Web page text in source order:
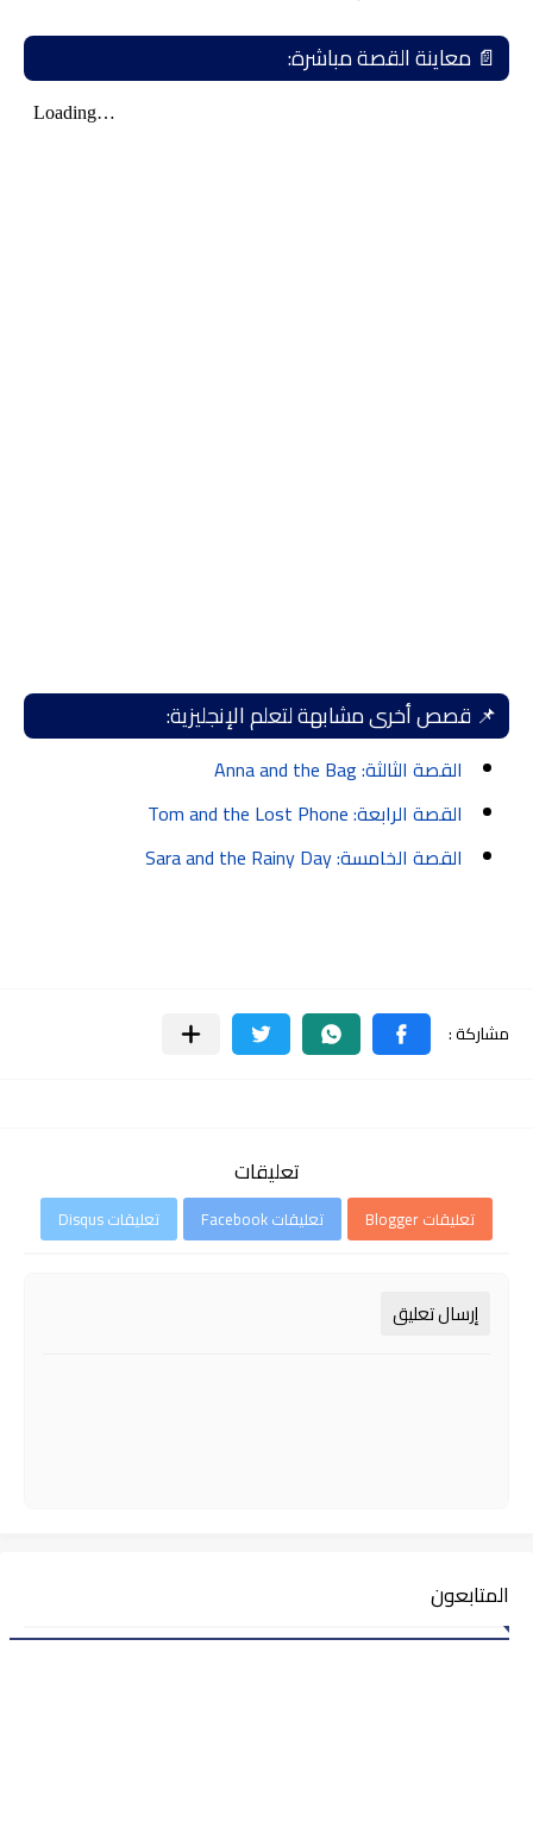
📄 معاينة القصة مباشرة:
📌 قصص أخرى مشابهة لتعلم الإنجليزية:
القصة الثالثة: Anna and the Bag
القصة الرابعة: Tom and the Lost Phone
القصة الخامسة: Sara and the Rainy Day
تعليقات
تعليقات Blogger تعليقات Facebook تعليقات Disqus
إرسال تعليق
المتابعون